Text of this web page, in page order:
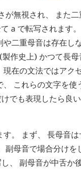
が無視され、 また
a で転写されます
二重母音は存在し
作史上) かつて長
在の文法ではアク
これらの文字を
でも表現したら良
。 まず、 長母音
副母音で場合分け
、 副母音が中舌か